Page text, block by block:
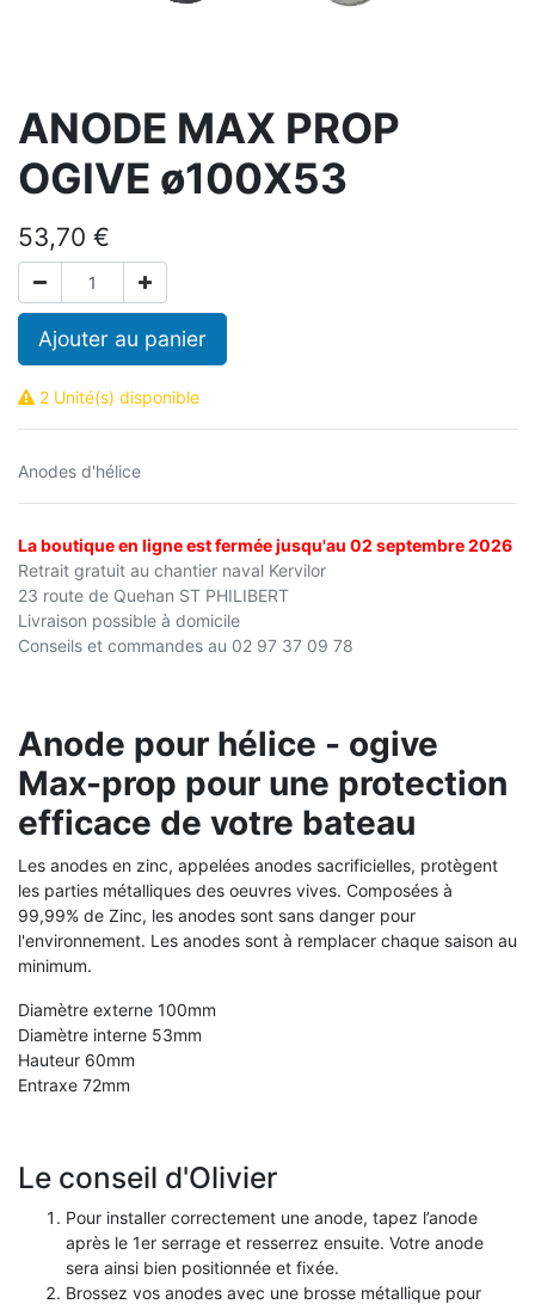
ANODE MAX PROP
OGIVE ø100X53
53,70 €
Ajouter au panier
2 Unité(s) disponible
Anodes d'hélice
La boutique en ligne est fermée jusqu'au 02 septembre 2026
Retrait gratuit au chantier naval Kervilor
23 route de Quehan ST PHILIBERT
Livraison possible à domicile
Conseils et commandes au 02 97 37 09 78
Anode pour hélice - ogive
Max-prop pour une protection
efficace de votre bateau
Les anodes en zinc, appelées anodes sacrificielles, protègent
les parties métalliques des oeuvres vives. Composées à
99,99% de Zinc, les anodes sont sans danger pour
l'environnement. Les anodes sont à remplacer chaque saison au
minimum.
Diamètre externe 100mm
Diamètre interne 53mm
Hauteur 60mm
Entraxe 72mm
Le conseil d'Olivier
Pour installer correctement une anode, tapez l’anode
après le 1er serrage et resserrez ensuite. Votre anode
sera ainsi bien positionnée et fixée.
Brossez vos anodes avec une brosse métallique pour